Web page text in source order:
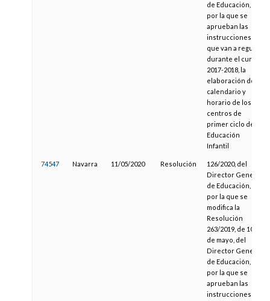
de Educación,
por la que se
aprueban las
instrucciones
que van a regular,
durante el curso
2017-2018, la
elaboración del
calendario y
horario de los
centros de
primer ciclo de
Educación
Infantil
74547 Navarra 11/05/2020 Resolución
126/2020, del
Director General
de Educación,
por la que se
modifica la
Resolución
263/2019, de 10
de mayo, del
Director General
de Educación,
por la que se
aprueban las
instrucciones